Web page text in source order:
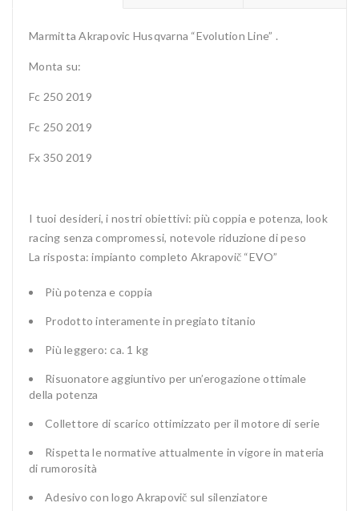
Marmitta Akrapovic Husqvarna “Evolution Line” .
Monta su:
Fc 250 2019
Fc 250 2019
Fx 350 2019
I tuoi desideri, i nostri obiettivi: più coppia e potenza, look
racing senza compromessi, notevole riduzione di peso
La risposta: impianto completo Akrapovič “EVO”
Più potenza e coppia
Prodotto interamente in pregiato titanio
Più leggero: ca. 1 kg
Risuonatore aggiuntivo per un’erogazione ottimale
della potenza
Collettore di scarico ottimizzato per il motore di serie
Rispetta le normative attualmente in vigore in materia
di rumorosità
Adesivo con logo Akrapovič sul silenziatore